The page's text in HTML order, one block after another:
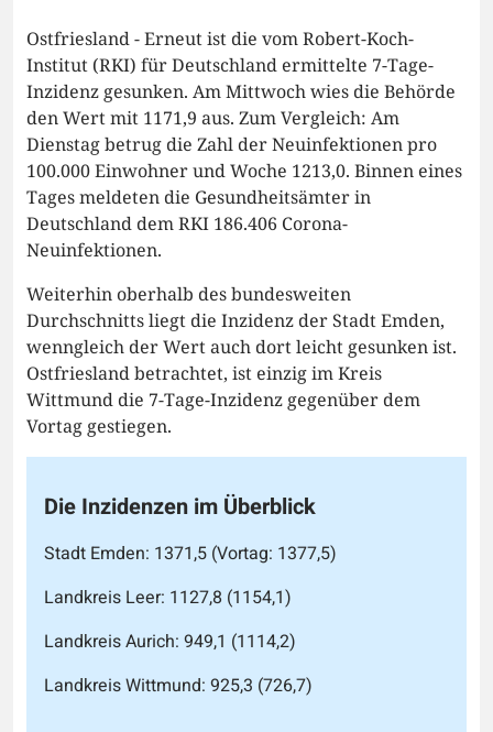
Ostfriesland - Erneut ist die vom Robert-Koch-
Institut (RKI) für Deutschland ermittelte 7-Tage-
Inzidenz gesunken. Am Mittwoch wies die Behörde
den Wert mit 1171,9 aus. Zum Vergleich: Am
Dienstag betrug die Zahl der Neuinfektionen pro
100.000 Einwohner und Woche 1213,0. Binnen eines
Tages meldeten die Gesundheitsämter in
Deutschland dem RKI 186.406 Corona-
Neuinfektionen.
Weiterhin oberhalb des bundesweiten
Durchschnitts liegt die Inzidenz der Stadt Emden,
wenngleich der Wert auch dort leicht gesunken ist.
Ostfriesland betrachtet, ist einzig im Kreis
Wittmund die 7-Tage-Inzidenz gegenüber dem
Vortag gestiegen.
Die Inzidenzen im Überblick
Stadt Emden: 1371,5 (Vortag: 1377,5)
Landkreis Leer: 1127,8 (1154,1)
Landkreis Aurich: 949,1 (1114,2)
Landkreis Wittmund: 925,3 (726,7)